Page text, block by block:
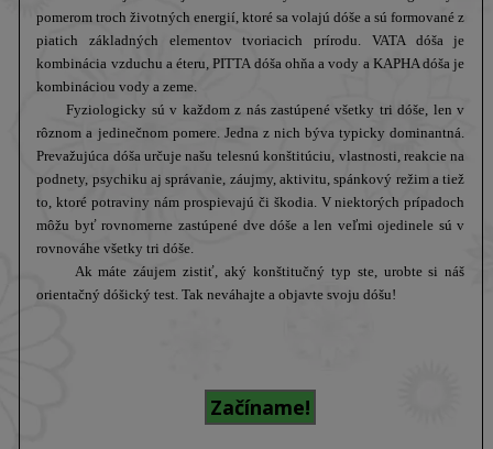
pomerom troch životných energií, ktoré sa volajú dóše a sú formované z
piatich základných elementov tvoriacich prírodu. VATA dóša je
kombinácia vzduchu a éteru, PITTA dóša ohňa a vody a KAPHA dóša je
kombináciou vody a zeme.
Fyziologicky sú v každom z nás zastúpené všetky tri dóše, len v
rôznom a jedinečnom pomere. Jedna z nich býva typicky dominantná.
Prevažujúca dóša určuje našu telesnú konštitúciu, vlastnosti, reakcie na
podnety, psychiku aj správanie, záujmy, aktivitu, spánkový režim a tiež
to, ktoré potraviny nám prospievajú či škodia. V niektorých prípadoch
môžu byť rovnomerne zastúpené dve dóše a len veľmi ojedinele sú v
rovnováhe všetky tri dóše.
Ak máte záujem zistiť, aký konštitučný typ ste, urobte si náš
orientačný dóšický test. Tak neváhajte a objavte svoju dóšu!
Začíname!